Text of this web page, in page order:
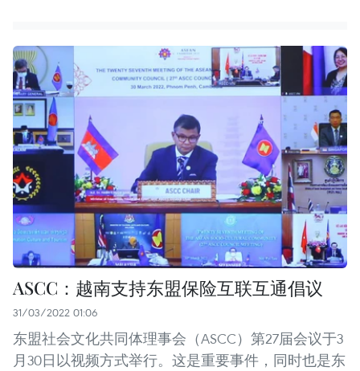
ASCC：越南支持东盟保险互联互通倡议
31/03/2022 01:06
东盟社会文化共同体理事会（ASCC）第27届会议于3
月30日以视频方式举行。这是重要事件，同时也是东